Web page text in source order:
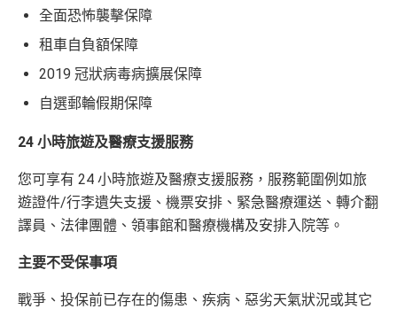
全面恐怖襲擊保障
租車自負額保障
2019 冠狀病毒病擴展保障
自選郵輪假期保障
24 小時旅遊及醫療支援服務
您可享有 24 小時旅遊及醫療支援服務，服務範圍例如旅
遊證件/行李遺失支援、機票安排、緊急醫療運送、轉介翻
譯員、法律團體、領事館和醫療機構及安排入院等。
主要不受保事項
戰爭、投保前已存在的傷患、疾病、惡劣天氣狀況或其它